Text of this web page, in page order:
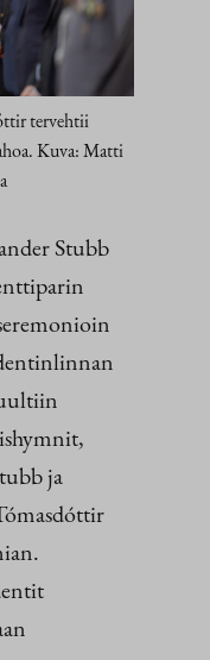
tervehtii
Kuva: Matti
Stubb
ja